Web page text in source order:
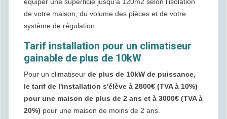
équiper une superficie jusqu'à 120m2 selon l'isolation
de votre maison, du volume des pièces et de votre
système de régulation.
Tarif installation pour un climatiseur
gainable de plus de 10kW
Pour un climatiseur de plus de 10kW de puissance,
le tarif de l'installation s'élève à 2800€ (TVA à 10%)
pour une maison de plus de 2 ans et à 3000€ (TVA à
20%) pour une maison de moins de 2 ans.